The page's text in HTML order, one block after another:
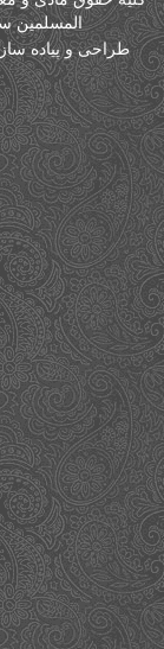
المسلمین
طراحی و پیاده